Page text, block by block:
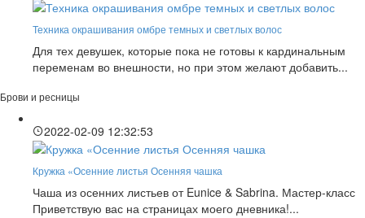
Техника окрашивания омбре темных и светлых волос
Для тех девушек, которые пока не готовы к кардинальным
переменам во внешности, но при этом желают добавить...
Брови и ресницы
2022-02-09 12:32:53
Кружка «Осенние листья Осенняя чашка
Чаша из осенних листьев от Eunice & Sabrina. Мастер-класс
Приветствую вас на страницах моего дневника!...